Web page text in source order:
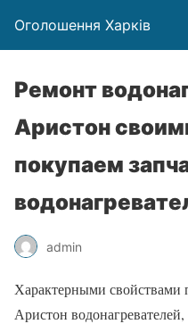
Оголошення Харків
Ремонт
Аристон
покупаем
admin
Характерными
Аристон